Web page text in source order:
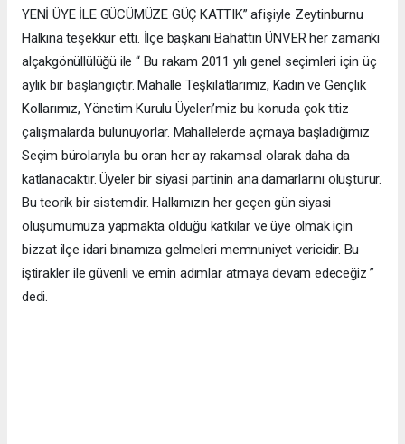
YENİ ÜYE İLE GÜCÜMÜZE GÜÇ KATTIK” afişiyle Zeytinburnu
Halkına teşekkür etti. İlçe başkanı Bahattin ÜNVER her zamanki
alçakgönüllülüğü ile “ Bu rakam 2011 yılı genel seçimleri için üç
aylık bir başlangıçtır. Mahalle Teşkilatlarımız, Kadın ve Gençlik
Kollarımız, Yönetim Kurulu Üyeleri’miz bu konuda çok titiz
çalışmalarda bulunuyorlar. Mahallelerde açmaya başladığımız
Seçim bürolarıyla bu oran her ay rakamsal olarak daha da
katlanacaktır. Üyeler bir siyasi partinin ana damarlarını oluşturur.
Bu teorik bir sistemdir. Halkımızın her geçen gün siyasi
oluşumumuza yapmakta olduğu katkılar ve üye olmak için
bizzat ilçe idari binamıza gelmeleri memnuniyet vericidir. Bu
iştirakler ile güvenli ve emin adımlar atmaya devam edeceğiz ”
dedi.